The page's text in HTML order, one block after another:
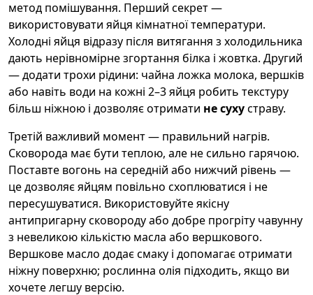
метод помішування. Перший секрет —
використовувати яйця кімнатної температури.
Холодні яйця відразу після витягання з холодильника
дають нерівномірне згортання білка і жовтка. Другий
— додати трохи рідини: чайна ложка молока, вершків
або навіть води на кожні 2–3 яйця робить текстуру
більш ніжною і дозволяє отримати не сухустраву.
Третій важливий момент — правильний нагрів.
Сковорода має бути теплою, але не сильно гарячою.
Поставте вогонь на середній або нижчий рівень —
це дозволяє яйцям повільно схоплюватися і не
пересушуватися. Використовуйте якісну
антипригарну сковороду або добре прогріту чавунну
з невеликою кількістю масла або вершкового.
Вершкове масло додає смаку і допомагає отримати
ніжну поверхню; рослинна олія підходить, якщо ви
хочете легшу версію.